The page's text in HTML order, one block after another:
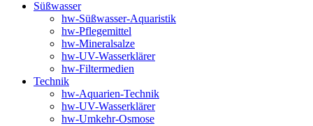
Süßwasser
hw-Süßwasser-Aquaristik
hw-Pflegemittel
hw-Mineralsalze
hw-UV-Wasserklärer
hw-Filtermedien
Technik
hw-Aquarien-Technik
hw-UV-Wasserklärer
hw-Umkehr-Osmose